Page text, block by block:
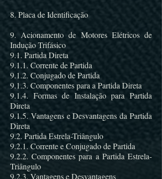
8. Placa de Identificação
9. Acionamento de Motores Elétricos de
Indução Trifásico
9.1. Partida Direta
9.1.1. Corrente de Partida
9.1.2. Conjugado de Partida
9.1.3. Componentes para a Partida Direta
9.1.4. Formas de Instalação para Partida
Direta
9.1.5. Vantagens e Desvantagens da Partida
Direta
9.2. Partida Estrela-Triângulo
9.2.1. Corrente e Conjugado de Partida
9.2.2. Componentes para a Partida Estrela-
Triângulo
9.2.3. Vantagens e Desvantagens